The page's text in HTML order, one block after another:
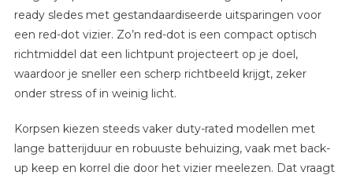
ready sledes met gestandaardiseerde uitsparingen voor
een red-dot vizier. Zo’n red-dot is een compact optisch
richtmiddel dat een lichtpunt projecteert op je doel,
waardoor je sneller een scherp richtbeeld krijgt, zeker
onder stress of in weinig licht.
Korpsen kiezen steeds vaker duty-rated modellen met
lange batterijduur en robuuste behuizing, vaak met back-
up keep en korrel die door het vizier meelezen. Dat vraagt